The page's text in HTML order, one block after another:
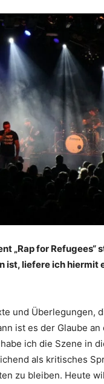
„Rap for Refugees“
ist, liefere ich hiermit
und Überlegungen,
ist es der Glaube
ich die Szene in
als kritisches
zu bleiben. Heute